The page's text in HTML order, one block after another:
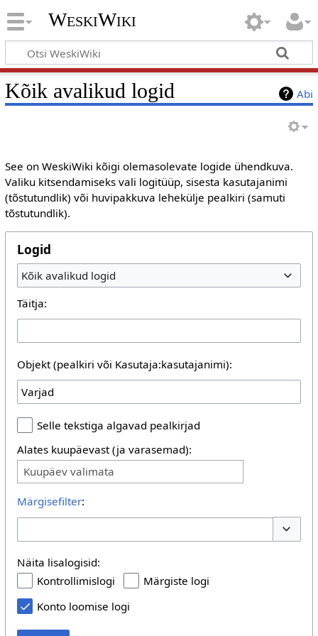
WeskiWiki
Abi
Kõik avalikud logid
See on WeskiWiki kõigi olemasolevate logide ühendkuva.
Valiku kitsendamiseks vali logitüüp, sisesta kasutajanimi
(tõstutundlik) või huvipakkuva lehekülje pealkiri (samuti
tõstutundlik).
Logid
Kõik avalikud logid
Täitja:
Objekt (pealkiri või Kasutaja:kasutajanimi):
Selle tekstiga algavad pealkirjad
Alates kuupäevast (ja varasemad):
Kuupäev valimata
Märgisefilter:
Näita lisalogisid:
Kontrollimislogi
Märgiste logi
Konto loomise logi